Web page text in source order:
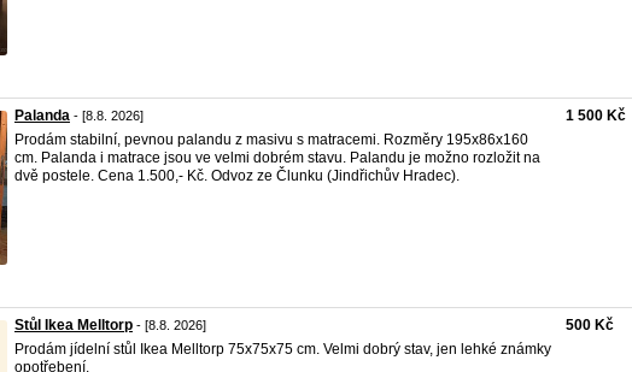
Palanda - [8.8. 2026]
Prodám stabilní, pevnou palandu z masivu s matracemi. Rozměry 195x86x160
cm. Palanda i matrace jsou ve velmi dobrém stavu. Palandu je možno rozložit na
dvě postele. Cena 1.500,- Kč. Odvoz ze Člunku (Jindřichův Hradec).
1 500 Kč
Stůl Ikea Melltorp - [8.8. 2026]
Prodám jídelní stůl Ikea Melltorp 75x75x75 cm. Velmi dobrý stav, jen lehké známky
opotřebení.
500 Kč